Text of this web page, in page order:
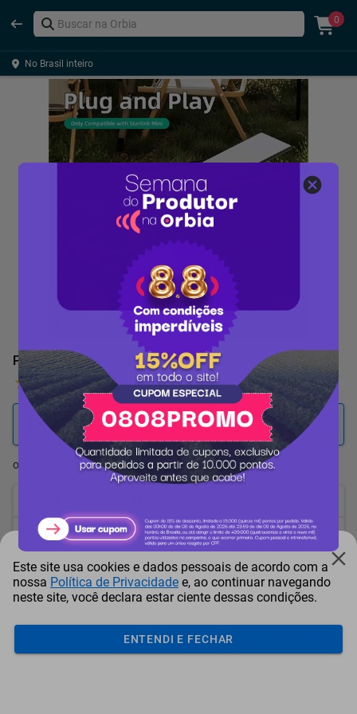
0
No Brasil inteiro
POWER BANK 60.000 MAH
1 Avaliação
25.478 pontos
ou resgate porpontos + dinheiro
21.657 pontos + R$ 175,77
20.383 pontos + R$ 234,37
Este site usa cookies e dados pessoais de acordo com a
nossa Política de Privacidade e, ao continuar navegando
neste site, você declara estar ciente dessas condições.
ENTENDI E FECHAR